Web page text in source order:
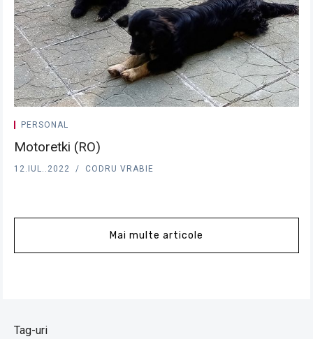
PERSONAL
Motoretki (RO)
12.IUL..2022 CODRU VRABIE
Mai multe articole
Tag-uri